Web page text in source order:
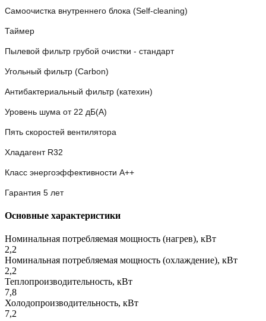
Самоочистка внутреннего блока (Self-cleaning)
Таймер
Пылевой фильтр грубой очистки - стандарт
Угольный фильтр (Carbon)
Антибактериальный фильтр (катехин)
Уровень шума от 22 дБ(А)
Пять скоростей вентилятора
Хладагент R32
Класс энергоэффективности A++
Гарантия 5 лет
Основные характеристики
Номинальная потребляемая мощность (нагрев), кВт
2,2
Номинальная потребляемая мощность (охлаждение), кВт
2,2
Теплопроизводительность, кВт
7,8
Холодопроизводительность, кВт
7,2